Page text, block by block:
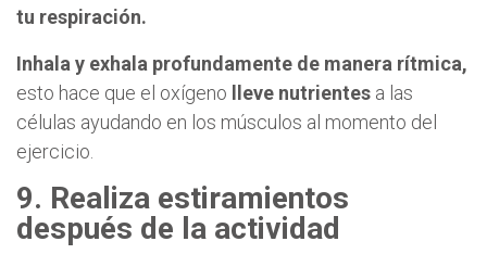
tu respiración.
Inhala y exhala profundamente de manera rítmica,
esto hace que el oxígeno
lleve nutrientes a las
células ayudando en los músculos al momento del
ejercicio.
9. Realiza estiramientos
después de la actividad